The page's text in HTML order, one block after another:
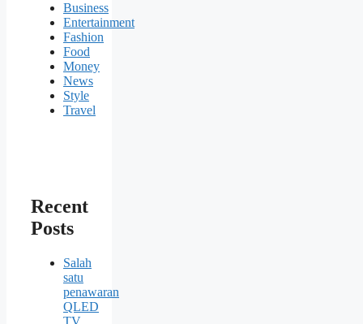
Business
Entertainment
Fashion
Food
Money
News
Style
Travel
Recent
Posts
Salah
satu
penawaran
QLED